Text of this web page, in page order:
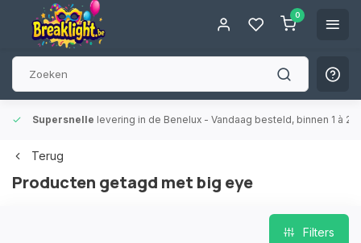
0
Supersnelle levering in de Benelux - Vandaag besteld, binnen 1 à 2
Terug
Producten getagd met big eye
Filters